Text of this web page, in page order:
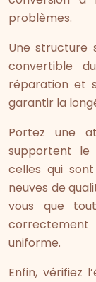
problèmes.
Une structure
convertible
réparation et
garantir la
Portez une
supportent le
celles qui
neuves de
vous que
uniforme.
Enfin, vérifiez